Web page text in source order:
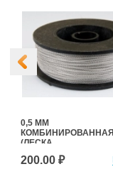
0,5 ММ
КОМБИНИРОВАННАЯ
(ЛЕСКА
+НЕРЖАВЕЮЩАЯ
СТАЛЬ) 100 м
200.00 ₽